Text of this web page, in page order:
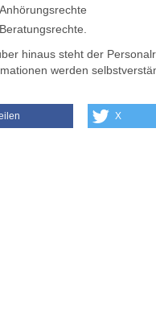
Anhörungsrechte
Beratungsrechte.
hinaus steht der
werden
X